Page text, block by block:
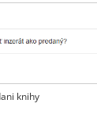
knihy